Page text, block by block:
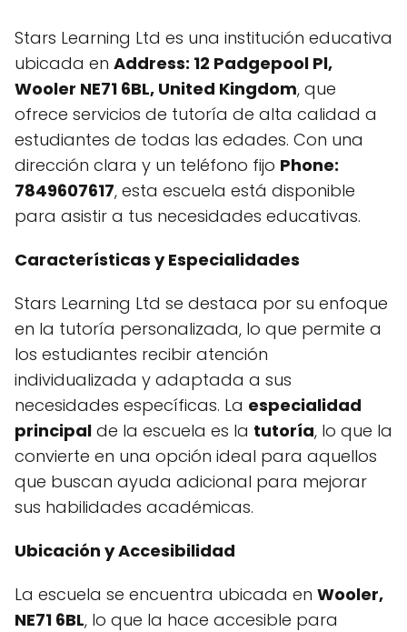
Stars Learning Ltd es una institución educativa
ubicada en Address: 12 Padgepool Pl,
Wooler NE71 6BL, United Kingdom, que
ofrece servicios de tutoría de alta calidad a
estudiantes de todas las edades. Con una
dirección clara y un teléfono fijo Phone:
7849607617, esta escuela está disponible
para asistir a tus necesidades educativas.
Características y Especialidades
Stars Learning Ltd se destaca por su enfoque
en la tutoría personalizada, lo que permite a
los estudiantes recibir atención
individualizada y adaptada a sus
necesidades específicas. La especialidad
principal de la escuela es la tutoría, lo que la
convierte en una opción ideal para aquellos
que buscan ayuda adicional para mejorar
sus habilidades académicas.
Ubicación y Accesibilidad
La escuela se encuentra ubicada en Wooler,
NE71 6BL, lo que la hace accesible para